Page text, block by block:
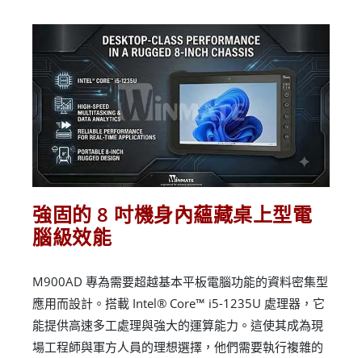
強固的 8 吋機身內蘊藏桌上型電
腦級效能
M900AD 專為需要超越基本平板電腦功能的資料密集型
應用而設計。搭載 Intel® Core™ i5-1235U 處理器，它
能提供高速多工處理與強大的運算能力。這使其成為現
場工程師與軍方人員的理想選擇，他們需要執行複雜的